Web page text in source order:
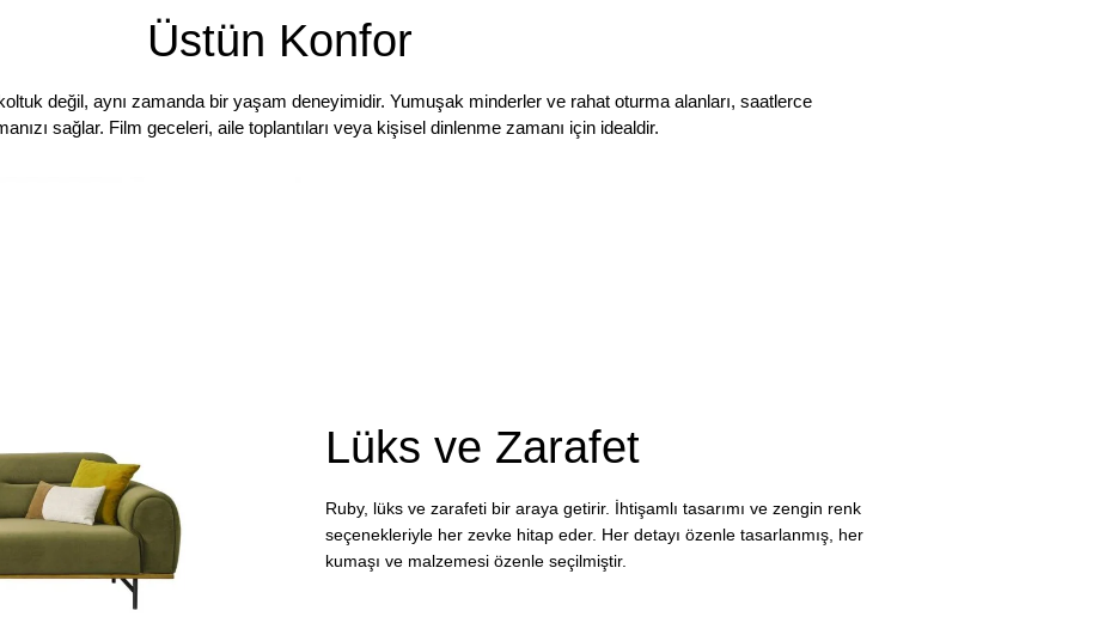
Üstün Konfor
değil, aynı zamanda bir yaşam deneyimidir. Yumuşak minderler ve rahat oturma alanları, saatlerce
sağlar. Film geceleri, aile toplantıları veya kişisel dinlenme zamanı için idealdir.
Lüks ve Zarafet
Ruby, lüks ve zarafeti bir araya getirir. İhtişamlı tasarımı ve zengin renk
seçenekleriyle her zevke hitap eder. Her detayı özenle tasarlanmış, her
kumaşı ve malzemesi özenle seçilmiştir.